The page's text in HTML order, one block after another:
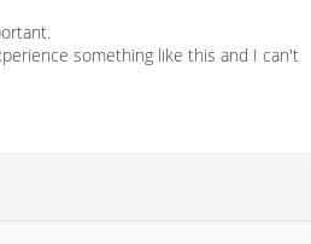
something like this and I can't